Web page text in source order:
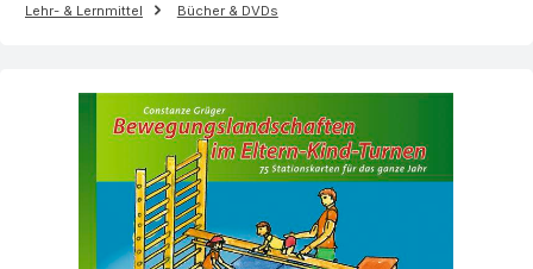
Lehr- & Lernmittel Bücher & DVDs
Bildergalerie überspringen